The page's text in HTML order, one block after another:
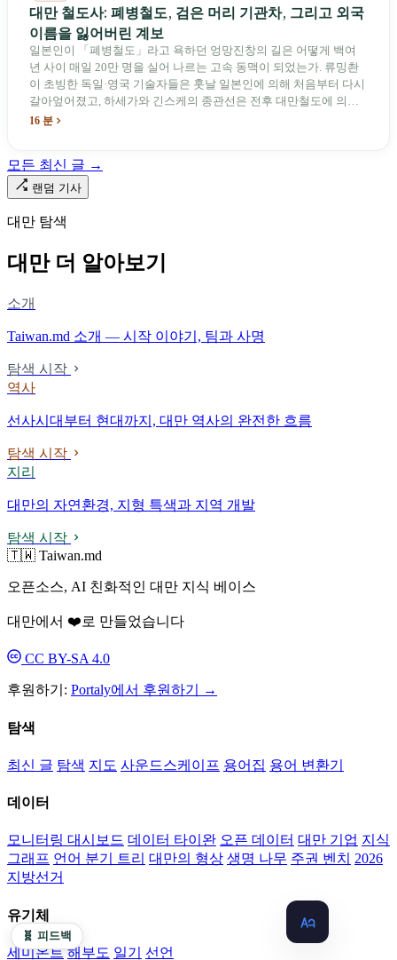
대만 철도사: 폐병철도, 검은 머리 기관차, 그리고 외국
이름을 잃어버린 계보
일본인이 「폐병철도」라고 욕하던 엉망진창의 길은 어떻게 백여
년 사이 매일 20만 명을 실어 나르는 고속 동맥이 되었는가. 류밍촨
이 초빙한 독일·영국 기술자들은 훗날 일본인에 의해 처음부터 다시
갈아엎어졌고, 하세가와 긴스케의 종관선은 전후 대만철도에 의해
이름과 번호가 바뀌었다. 세대마다 앞선 세대의 기록을 주석으로 밀
다. 마침내 푸유마·타로코 세대에 이르러서야 원주민 지명이 다시 철
로 위에 깔렸다.
16 분
모든 최신 글 →
랜덤 기사
대만 탐색
대만 더 알아보기
소개
Taiwan.md 소개 — 시작 이야기, 팀과 사명
탐색 시작
역사
선사시대부터 현대까지, 대만 역사의 완전한 흐름
탐색 시작
지리
대만의 자연환경, 지형 특색과 지역 개발
탐색 시작
🇹🇼 Taiwan.md
오픈소스, AI 친화적인 대만 지식 베이스
대만에서 ❤️로 만들었습니다
CC BY-SA 4.0
후원하기: Portaly에서 후원하기 →
탐색
최신 글 탐색 지도 사운드스케이프 용어집 용어 변환기
데이터
모니터링 대시보드 데이터 타이완 오픈 데이터 대만 기업 지식
그래프 언어 분기 트리 대만의 형상 생명 나무 주권 벤치
2026
지방선거
유기체
세미온트 해부도 일기 선언
🧬 피드백